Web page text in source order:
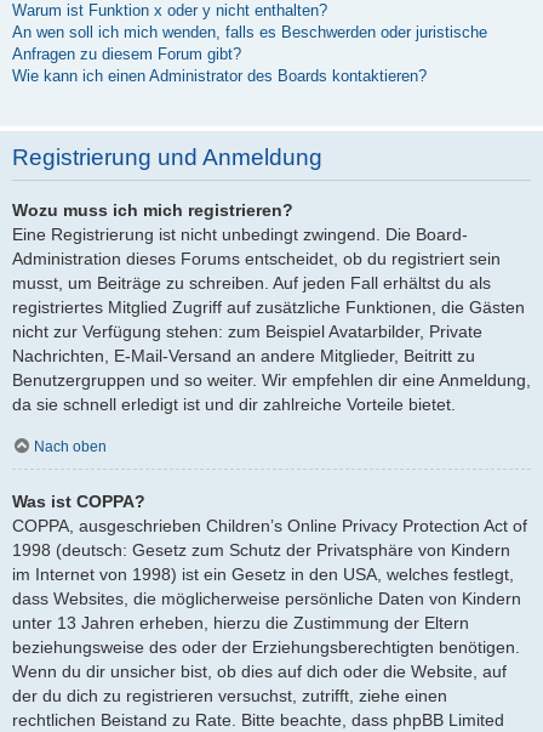
Warum ist Funktion x oder y nicht enthalten?
An wen soll ich mich wenden, falls es Beschwerden oder juristische
Anfragen zu diesem Forum gibt?
Wie kann ich einen Administrator des Boards kontaktieren?
Registrierung und Anmeldung
Wozu muss ich mich registrieren?
Eine Registrierung ist nicht unbedingt zwingend. Die Board-
Administration dieses Forums entscheidet, ob du registriert sein
musst, um Beiträge zu schreiben. Auf jeden Fall erhältst du als
registriertes Mitglied Zugriff auf zusätzliche Funktionen, die Gästen
nicht zur Verfügung stehen: zum Beispiel Avatarbilder, Private
Nachrichten, E-Mail-Versand an andere Mitglieder, Beitritt zu
Benutzergruppen und so weiter. Wir empfehlen dir eine Anmeldung,
da sie schnell erledigt ist und dir zahlreiche Vorteile bietet.
Nach oben
Was ist COPPA?
COPPA, ausgeschrieben Children’s Online Privacy Protection Act of
1998 (deutsch: Gesetz zum Schutz der Privatsphäre von Kindern
im Internet von 1998) ist ein Gesetz in den USA, welches festlegt,
dass Websites, die möglicherweise persönliche Daten von Kindern
unter 13 Jahren erheben, hierzu die Zustimmung der Eltern
beziehungsweise des oder der Erziehungsberechtigten benötigen.
Wenn du dir unsicher bist, ob dies auf dich oder die Website, auf
der du dich zu registrieren versuchst, zutrifft, ziehe einen
rechtlichen Beistand zu Rate. Bitte beachte, dass phpBB Limited